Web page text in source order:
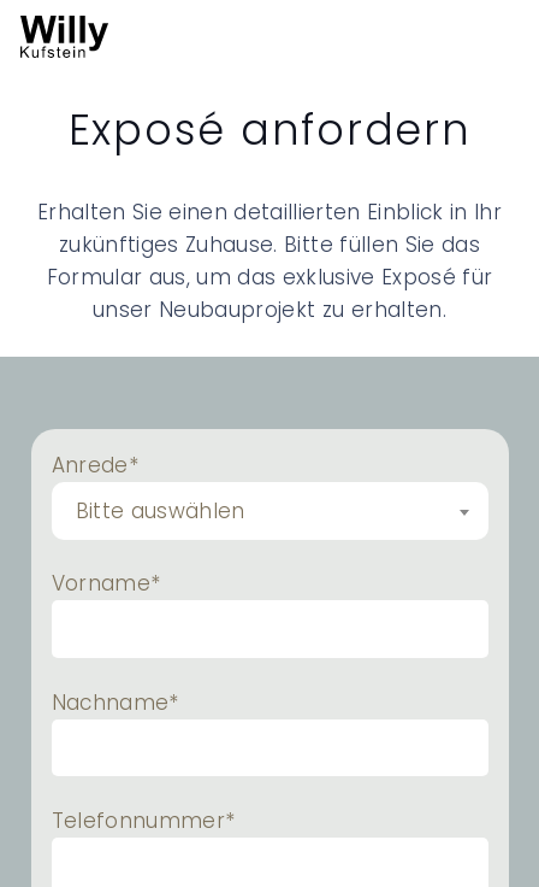
Exposé anfordern
Erhalten Sie einen detaillierten Einblick in Ihr
zukünftiges Zuhause. Bitte füllen Sie das
Formular aus, um das exklusive Exposé für
unser Neubauprojekt zu erhalten.
Anrede*
Bitte auswählen
Vorname*
Nachname*
Telefonnummer*